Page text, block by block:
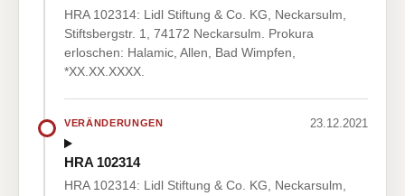
HRA 102314: Lidl Stiftung & Co. KG, Neckarsulm,
Stiftsbergstr. 1, 74172 Neckarsulm. Prokura
erloschen: Halamic, Allen, Bad Wimpfen,
*XX.XX.XXXX.
VERÄNDERUNGEN 23.12.2021
HRA 102314
HRA 102314: Lidl Stiftung & Co. KG, Neckarsulm,